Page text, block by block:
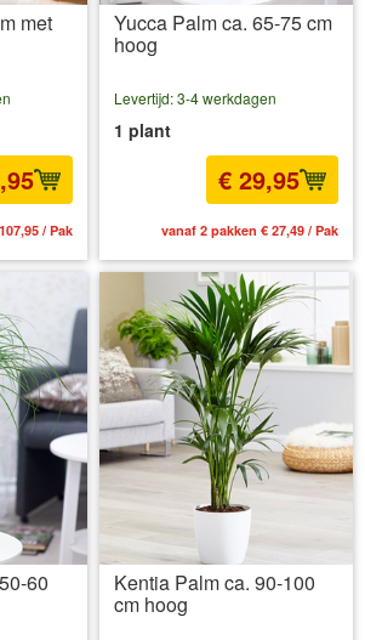
met
/ Pak
Yucca Palm ca. 65-75 cm
hoog
Levertijd: 3-4 werkdagen
1 plant
€ 29,95
vanaf 2 pakken € 27,49 / Pak
60 Kentia Palm ca. 90-100
cm hoog